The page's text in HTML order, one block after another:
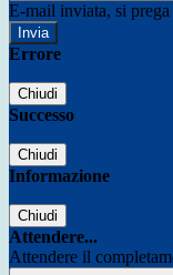
E-mail inviata, si
Errore
Chiudi
Successo
Chiudi
Informazione
Chiudi
Attendere...
Attendere il